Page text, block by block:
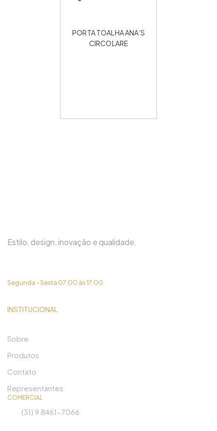
PORTA TOALHA ANA’S
CIRCOLARE
Estilo, design, inovação e qualidade.
Segunda - Sexta 07:00 às 17:00
INSTITUCIONAL
Sobre
Produtos
Contato
Representantes
COMERCIAL
(31) 9 8461-7066